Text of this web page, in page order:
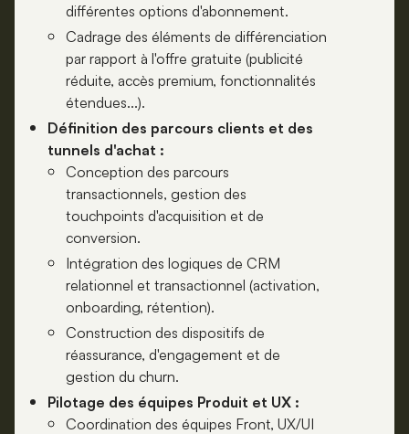
différentes options d'abonnement.
Cadrage des éléments de différenciation
par rapport à l'offre gratuite (publicité
réduite, accès premium, fonctionnalités
étendues...).
Définition des parcours clients et des
tunnels d'achat :
Conception des parcours
transactionnels, gestion des
touchpoints d'acquisition et de
conversion.
Intégration des logiques de CRM
relationnel et transactionnel (activation,
onboarding, rétention).
Construction des dispositifs de
réassurance, d'engagement et de
gestion du churn.
Pilotage des équipes Produit et UX :
Coordination des équipes Front, UX/UI